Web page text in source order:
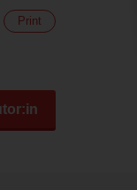
Print